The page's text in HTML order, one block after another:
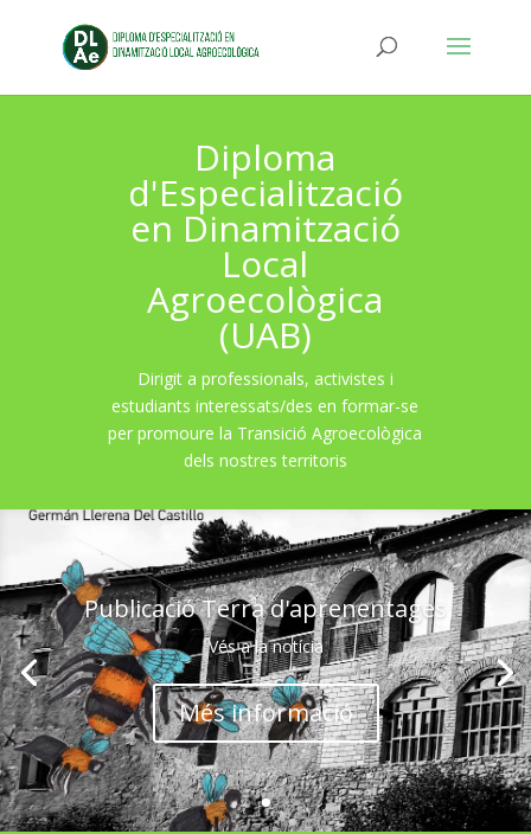
Diploma
d'Especialització
en Dinamització
Local
Agroecològica
(UAB)
Dirigit a professionals, activistes i
estudiants interessats/des en formar-se
per promoure la Transició Agroecològica
dels nostres territoris
Publicació Terra d'aprenentages
Vés a la notícia
Més informació